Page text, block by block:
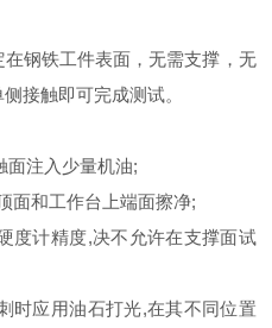
钢铁工件表面，无需支撑，无
接触即可完成测试。
注入少量机油;
和工作台上端面擦净;
计精度,决不允许在支撑面试
应用油石打光,在其不同位置